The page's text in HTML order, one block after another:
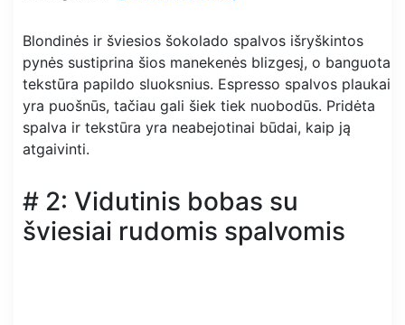
Blondinės ir šviesios šokolado spalvos išryškintos
pynės sustiprina šios manekenės blizgesį, o banguota
tekstūra papildo sluoksnius. Espresso spalvos plaukai
yra puošnūs, tačiau gali šiek tiek nuobodūs. Pridėta
spalva ir tekstūra yra neabejotinai būdai, kaip ją
atgaivinti.
# 2: Vidutinis bobas su
šviesiai rudomis spalvomis